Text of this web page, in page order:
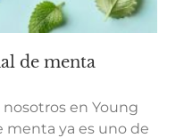
de menta
nosotros en Young
menta ya es uno de